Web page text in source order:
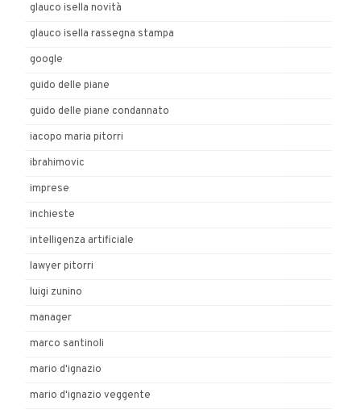
glauco isella novità
glauco isella rassegna stampa
google
guido delle piane
guido delle piane condannato
iacopo maria pitorri
ibrahimovic
imprese
inchieste
intelligenza artificiale
lawyer pitorri
luigi zunino
manager
marco santinoli
mario d'ignazio
mario d'ignazio veggente